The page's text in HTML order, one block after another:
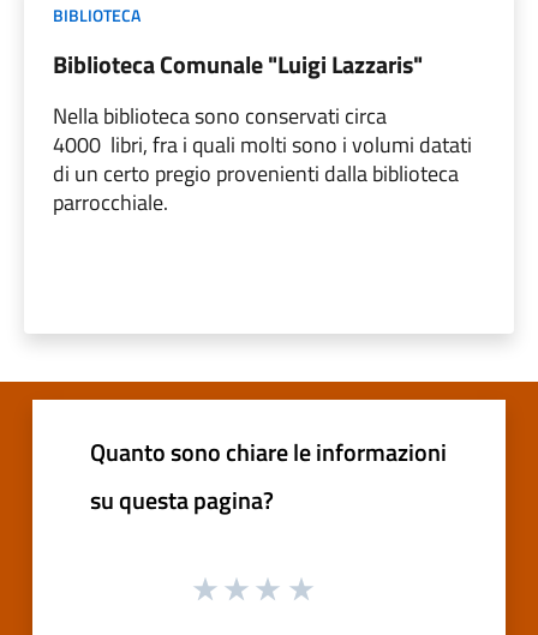
BIBLIOTECA
Biblioteca Comunale "Luigi Lazzaris"
Nella biblioteca sono conservati circa
4000 libri, fra i quali molti sono i volumi datati
di un certo pregio provenienti dalla biblioteca
parrocchiale.
Quanto sono chiare le informazioni
su questa pagina?